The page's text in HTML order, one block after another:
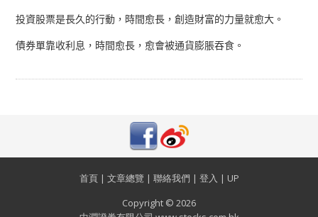
投資股票是長久的行動，時間愈長，創造財富的力量就愈大。
債券單靠收利息，時間愈長，愈會被通貨膨脹吞食。
首頁| 文章總覽 | 聯絡我們 | 登入 | UP
Copyright © 2026